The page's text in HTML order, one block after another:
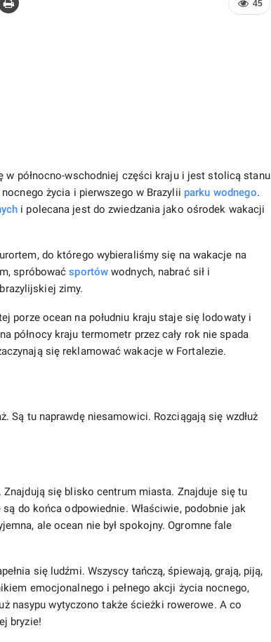
45
północno-wschodniej części kraju i jest stolicą stanu
życia i pierwszego w Brazylii parku wodnego.
i polecana jest do zwiedzania jako ośrodek wakacji
do którego wybieraliśmy się na wakacje na
spróbowaćsportów wodnych, nabrać sił i
zimy.
porze ocean na południu kraju staje się lodowaty i
północy kraju termometr przez cały rok nie spada
się reklamować wakacje w Fortalezie.
Są tu naprawdę niesamowici. Rozciągają się wzdłuż
się blisko centrum miasta. Znajduje się tu
do końca odpowiednie. Właściwie, podobnie jak
ale ocean nie był spokojny. Ogromne fale
się ludźmi. Wszyscy tańczą, śpiewają, grają, piją,
emocjonalnego i pełnego akcji życia nocnego,
nasypu wytyczono także ścieżki rowerowe. A co
bryzie!